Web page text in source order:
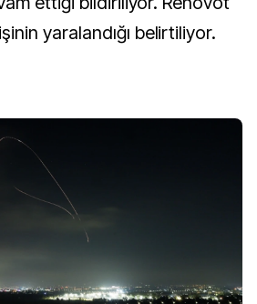
yaralandığı belirtiliyor.